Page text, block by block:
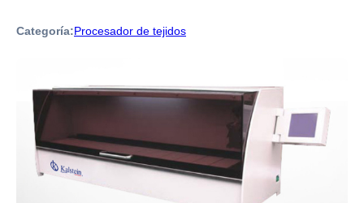
Categoría:Procesador de tejidos